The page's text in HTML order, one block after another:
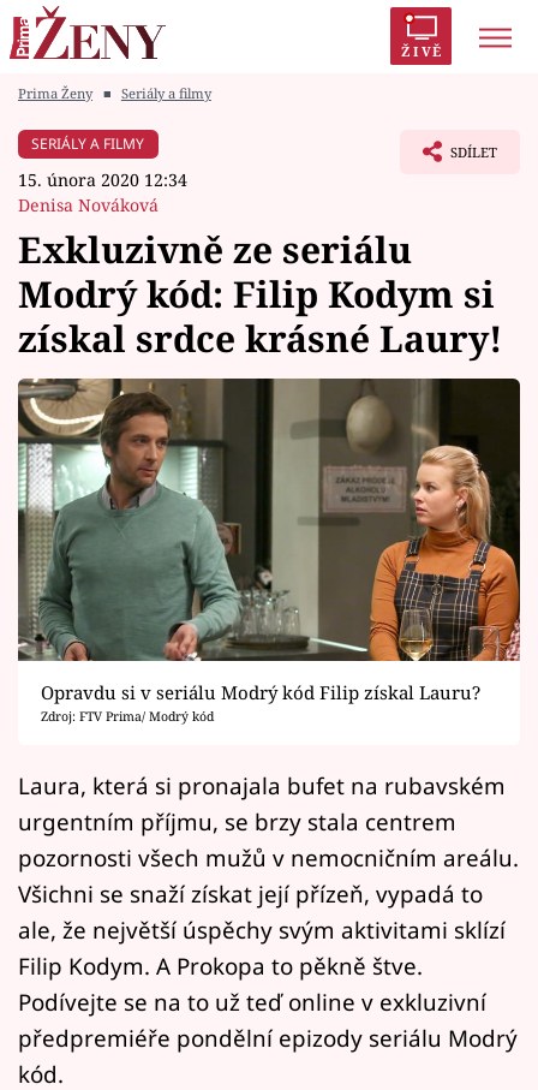
ŽIVĚ
Módní alarm
Témata
Celebrity
Vztahy
Seriály
Horoskopy
Sledujte prima+
Filmový festival Karlovy Vary
Pořady
Mámy sobě
Přihlášení
Sledujte nás
Prima Ženy ■ Seriály a filmy
SERIÁLY A FILMY
15. února 2020 12:34
Denisa Nováková
SDÍLET
Exkluzivně ze seriálu
Modrý kód: Filip Kodym si
získal srdce krásné Laury!
Opravdu si v seriálu Modrý kód Filip získal Lauru?
Zdroj: FTV Prima/ Modrý kód
Laura, která si pronajala bufet na rubavském
urgentním příjmu, se brzy stala centrem
pozornosti všech mužů v nemocničním areálu.
Všichni se snaží získat její přízeň, vypadá to
ale, že největší úspěchy svým aktivitami sklízí
Filip Kodym. A Prokopa to pěkně štve.
Podívejte se na to už teď online v exkluzivní
předpremiéře pondělní epizody seriálu Modrý
kód.